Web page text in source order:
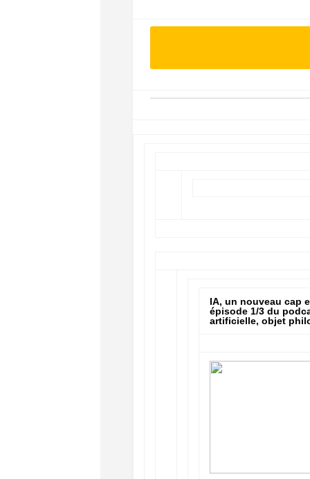
IA, un nouveau cap
épisode 1/3 du
artificielle, objet